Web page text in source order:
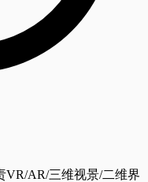
VR/AR/三维视景/二维界